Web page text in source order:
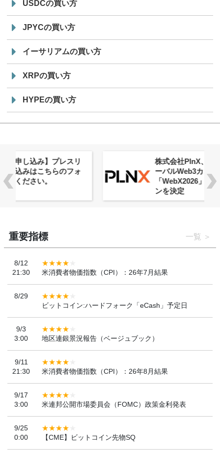
USDCの買い方
JPYCの買い方
イーサリアムの買い方
XRPの買い方
HYPEの買い方
株式会社PlnX、アジア最大級のグロ
ーバルWeb3カンファレンス
「WebX2026」とのコラボレーショ
重要指標 一覧
8/12
21:30
米消費者物価指数（CPI）：26年7月結果
8/29
ビットコイン:ハードフォーク「eCash」予定日
9/3
3:00
地区連銀景況報告（ベージュブック）
9/11
21:30
米消費者物価指数（CPI）：26年8月結果
9/17
3:00
米連邦公開市場委員会（FOMC）政策金利発表
9/25
0:00
【CME】ビットコイン先物SQ